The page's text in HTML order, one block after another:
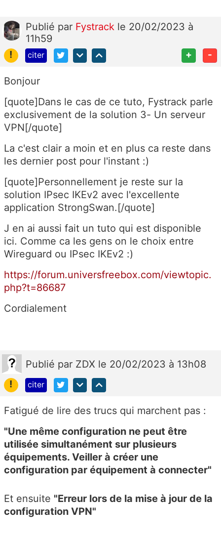
Publié par Fystrack le 20/02/2023 à
11h59
!
citer + -
Bonjour
[quote]Dans le cas de ce tuto, Fystrack parle
exclusivement de la solution 3- Un serveur
VPN[/quote]
La c'est clair a moin et en plus ca reste dans
les dernier post pour l'instant :)
[quote]Personnellement je reste sur la
solution IPsec IKEv2 avec l'excellente
application StrongSwan.[/quote]
J en ai aussi fait un tuto qui est disponible
ici. Comme ca les gens on le choix entre
Wireguard ou IPsec IKEv2 :)
https://forum.universfreebox.com/viewtopic.
php?t=86687
Cordialement
Publié par ZDX le 20/02/2023 à 13h08
!
citer
Fatigué de lire des trucs qui marchent pas :
"Une même configuration ne peut être
utilisée simultanément sur plusieurs
équipements. Veiller à créer une
configuration par équipement à connecter"
Et ensuite "Erreur lors de la mise à jour de la
configuration VPN"